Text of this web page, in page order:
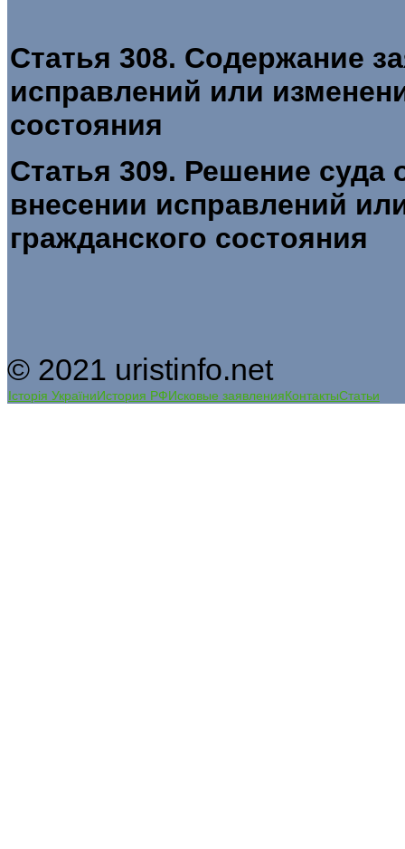
Статья 308. Содержание
исправлений или
состояния
Статья 309. Решение суда
внесении исправлений
гражданского состояния
© 2021 uristinfo.net
Історія УкраїниИстория РФИсковые заявленияКонтактыСтатьи